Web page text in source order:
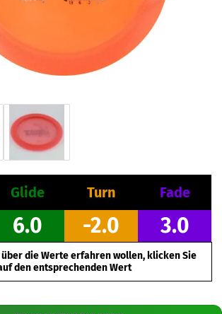
Glide Turn Fade
6.0 -2.0 3.0
über die Werte erfahren wollen, klicken Sie
den entsprechenden Wert